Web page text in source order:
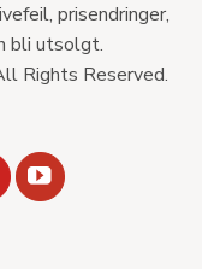
prisendringer,
bli utsolgt.
Rights Reserved.